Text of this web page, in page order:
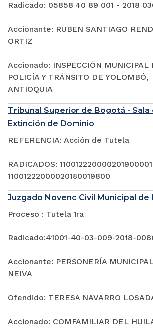
Radicado: 05858 40 89 001 - 2018
Accionante: RUBEN SANTIAGO
ORTIZ
Accionado: INSPECCIÓN MUNICIPAL
POLICÍA Y TRÁNSITO DE YOLOMBÓ,
ANTIOQUIA
Tribunal Superior de Bogotá - Sala
Extinción de Dominio
REFERENCIA: Acción de Tutela
RADICADOS:
11001222000020180019800
Juzgado Noveno Civil Municipal de
Proceso : Tutela 1ra
Radicado:41001-40-03-009-2018-
Accionante: PERSONERÍA
NEIVA
Ofendido: TERESA NAVARRO
Accionado: COMFAMILIAR DEL